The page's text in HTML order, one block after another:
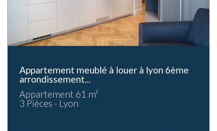
Appartement meublé à louer à lyon 6ème
arrondissement...
Appartement 61 m²
3 Pièces - Lyon